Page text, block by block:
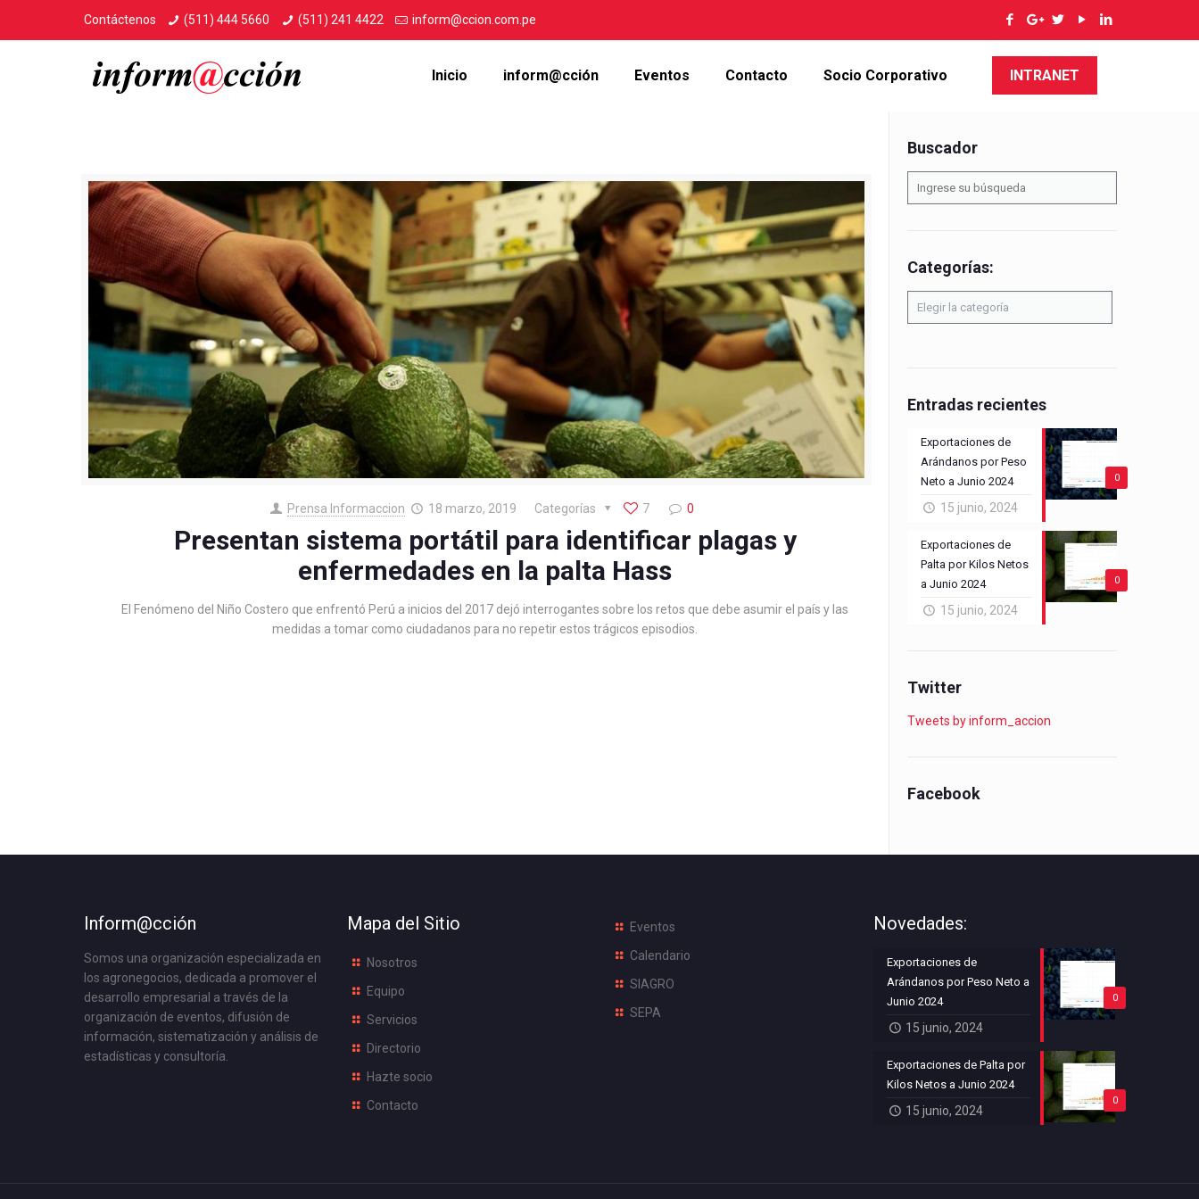
Contáctenos (511) 444 5660 (511) 241 4422 inform@ccion.com.pe
Inicio inform@cción Eventos Contacto Socio Corporativo INTRANET
Prensa Informaccion 18 marzo, 2019 Categorías 7 0
Presentan sistema portátil para identificar plagas y
enfermedades en la palta Hass
El Fenómeno del Niño Costero que enfrentó Perú a inicios del 2017 dejó interrogantes sobre los retos que debe asumir el país y las
medidas a tomar como ciudadanos para no repetir estos trágicos episodios.
Buscador
Categorías:
Categorías:
Entradas recientes
0
Exportaciones de
Arándanos por Peso
Neto a Junio 2024
15 junio, 2024
0
Exportaciones de
Palta por Kilos Netos
a Junio 2024
15 junio, 2024
Twitter
Tweets by inform_accion
Facebook
Inform@cción
Somos una organización especializada en
los agronegocios, dedicada a promover el
desarrollo empresarial a través de la
organización de eventos, difusión de
información, sistematización y análisis de
estadísticas y consultoría.
Mapa del Sitio
Nosotros
Equipo
Servicios
Directorio
Hazte socio
Contacto
Eventos
Calendario
SIAGRO
SEPA
Novedades:
0
Exportaciones de
Arándanos por Peso Neto a
Junio 2024
15 junio, 2024
0
Exportaciones de Palta por
Kilos Netos a Junio 2024
15 junio, 2024